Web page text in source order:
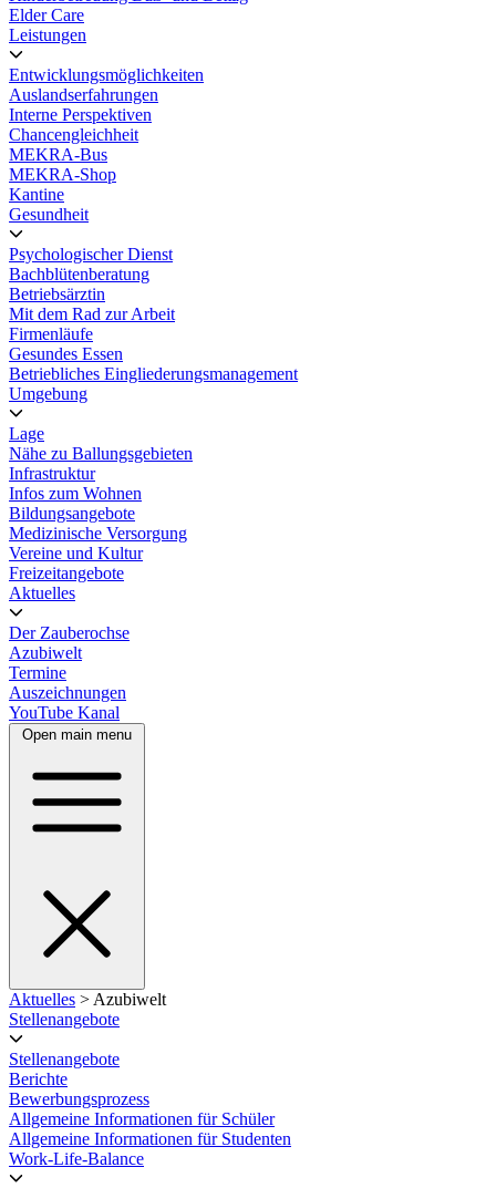
Elder Care
Leistungen
Entwicklungsmöglichkeiten
Auslandserfahrungen
Interne Perspektiven
Chancengleichheit
MEKRA-Bus
MEKRA-Shop
Kantine
Gesundheit
Psychologischer Dienst
Bachblütenberatung
Betriebsärztin
Mit dem Rad zur Arbeit
Firmenläufe
Gesundes Essen
Betriebliches Eingliederungsmanagement
Umgebung
Lage
Nähe zu Ballungsgebieten
Infrastruktur
Infos zum Wohnen
Bildungsangebote
Medizinische Versorgung
Vereine und Kultur
Freizeitangebote
Aktuelles
Der Zauberochse
Azubiwelt
Termine
Auszeichnungen
YouTube Kanal
Open main menu
Aktuelles > Azubiwelt
Stellenangebote
Stellenangebote
Berichte
Bewerbungsprozess
Allgemeine Informationen für Schüler
Allgemeine Informationen für Studenten
Work-Life-Balance